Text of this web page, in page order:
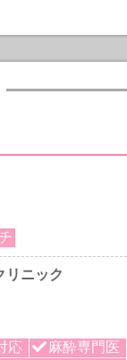
リニック
応
麻酔専門医